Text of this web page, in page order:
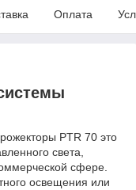
Оплата
PTR 70 это
света,
сфере.
освещения или